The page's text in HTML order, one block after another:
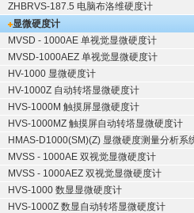
ZHBRVS-187.5 电脑布洛维硬度计
显微硬度计
MVSD - 1000AE 单视觉显微硬度计
MVSD-1000AEZ 单视觉显微硬度计
HV-1000 显微硬度计
HV-1000Z 自动转塔显微硬度计
HVS-1000M 触摸屏显微硬度计
HVS-1000MZ 触摸屏自动转塔显微硬度计
HMAS-D1000(SM)(Z) 显微硬度测量分析系
MVSS - 1000AE 双视觉显微硬度计
MVSS - 1000AEZ 双视觉显微硬度计
HVS-1000 数显显微硬度计
HVS-1000Z 数显自动转塔显微硬度计